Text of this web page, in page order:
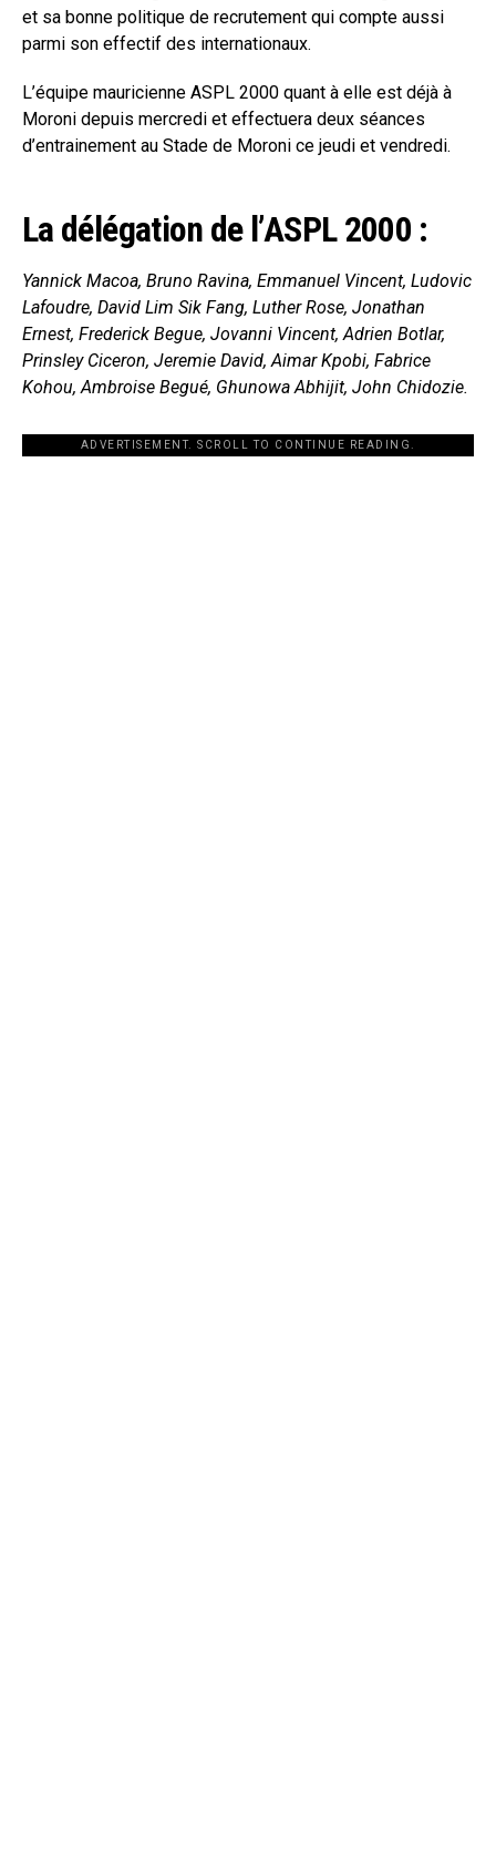
et sa bonne politique de recrutement qui compte aussi
parmi son effectif des internationaux.
L’équipe mauricienne ASPL 2000 quant à elle est déjà à
Moroni depuis mercredi et effectuera deux séances
d’entrainement au Stade de Moroni ce jeudi et vendredi.
La délégation de l’ASPL 2000 :
Yannick Macoa, Bruno Ravina, Emmanuel Vincent, Ludovic
Lafoudre, David Lim Sik Fang, Luther Rose, Jonathan
Ernest, Frederick Begue, Jovanni Vincent, Adrien Botlar,
Prinsley Ciceron, Jeremie David, Aimar Kpobi, Fabrice
Kohou, Ambroise Begué, Ghunowa Abhijit, John Chidozie.
ADVERTISEMENT. SCROLL TO CONTINUE READING.